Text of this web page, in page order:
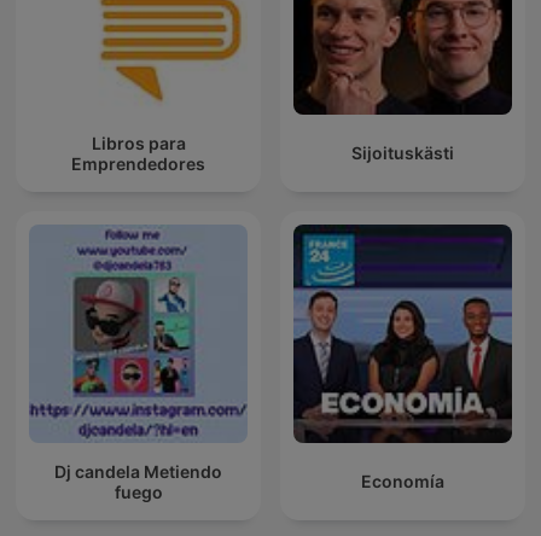
Libros para
Emprendedores
Sijoituskästi
Dj candela Metiendo
fuego
Economía